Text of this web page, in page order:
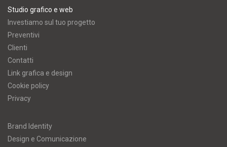
Studio grafico e web
Investiamo sul tuo progetto
Preventivi
Clienti
Contatti
Link grafica e design
Cookie policy
Privacy
Brand Identity
Design e Comunicazione